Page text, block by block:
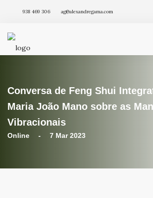
938 469 306 ag@alexandregama.com
VÍDEOS
ARTIGOS
PRODUTOS
Conversa de Feng Shui
Maria João Mano sobre as
Vibracionais
Online - 7 Mar 2023